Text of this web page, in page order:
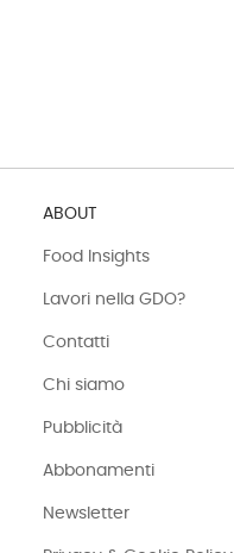
ABOUT
Food Insights
Lavori nella GDO?
Contatti
Chi siamo
Pubblicità
Abbonamenti
Newsletter